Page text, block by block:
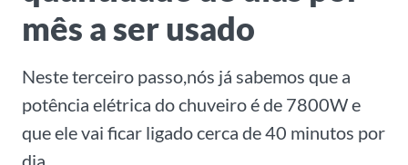
mês a ser usado
Neste terceiro passo,nós já sabemos que a
potência elétrica do chuveiro é de 7800W e
que ele vai ficar ligado cerca de 40 minutos por
dia.